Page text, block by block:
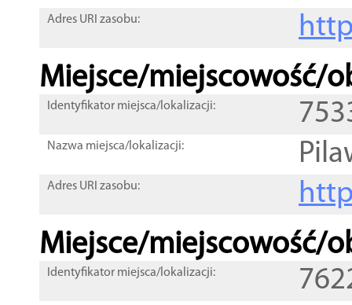
Adres URI zasobu:
Miejsce/miejscowość/
Identyfikator miejsca/lokalizacji:
Nazwa miejsca/lokalizacji:
Adres URI zasobu:
Miejsce/miejscowość/
Identyfikator miejsca/lokalizacji: